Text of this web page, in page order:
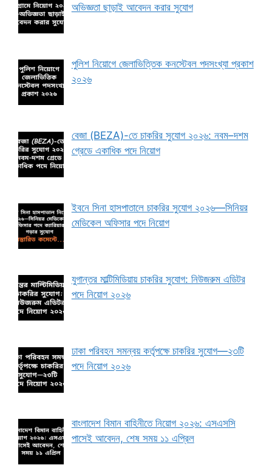
অভিজ্ঞতা ছাড়াই আবেদন করার সুযোগ
পুলিশ নিয়োগে জেলাভিত্তিক কনস্টেবল পদসংখ্যা প্রকাশ
২০২৬
বেজা (BEZA)-তে চাকরির সুযোগ ২০২৬: নবম–দশম
গ্রেডে একাধিক পদে নিয়োগ
ইবনে সিনা হাসপাতালে চাকরির সুযোগ ২০২৬—সিনিয়র
মেডিকেল অফিসার পদে নিয়োগ
যুগান্তর মাল্টিমিডিয়ায় চাকরির সুযোগ: নিউজরুম এডিটর
পদে নিয়োগ ২০২৬
ঢাকা পরিবহন সমন্বয় কর্তৃপক্ষে চাকরির সুযোগ—২৩টি
পদে নিয়োগ ২০২৬
বাংলাদেশ বিমান বাহিনীতে নিয়োগ ২০২৬: এসএসসি
পাসেই আবেদন, শেষ সময় ১১ এপ্রিল